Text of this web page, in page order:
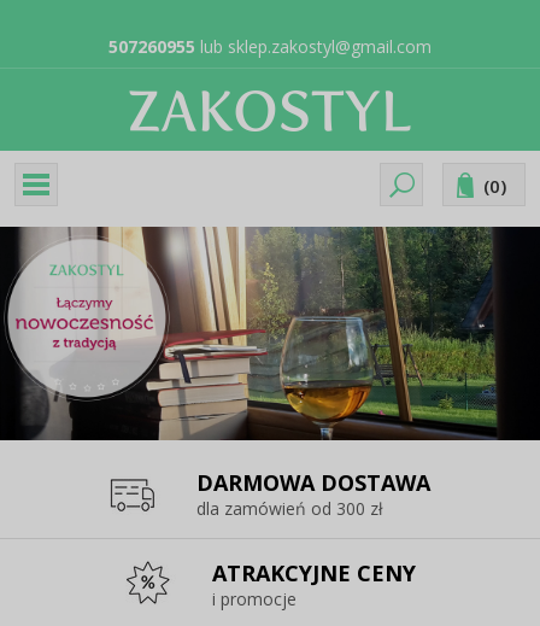
507260955 lub sklep.zakostyl@gmail.com
(0)
DARMOWA DOSTAWA
dla zamówień od 300 zł
ATRAKCYJNE CENY
i promocje